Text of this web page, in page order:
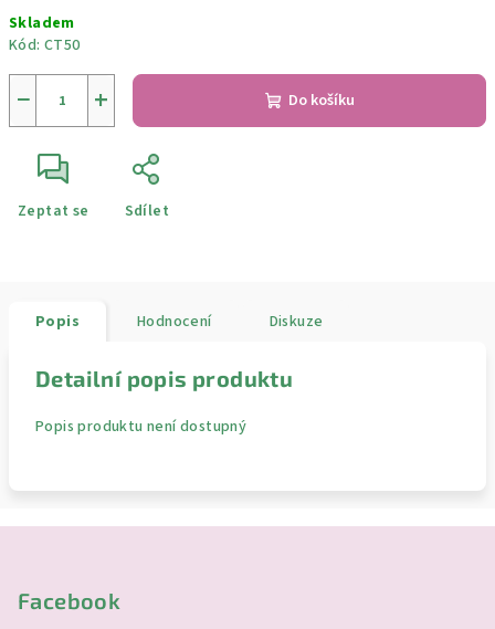
cena:
Skladem
Kód: CT50
+
− Do košíku
Zeptat se Sdílet
Popis Hodnocení Diskuze
Detailní popis produktu
Popis produktu není dostupný
Facebook